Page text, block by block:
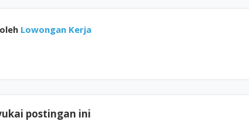
Lowongan Kerja
postingan ini